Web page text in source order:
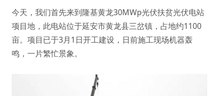
今天，我们首先来到隆基黄龙30MWp光伏扶贫光伏电站
项目地，此电站位于延安市黄龙县三岔镇，占地约1100
亩。项目已于3月1日开工建设，日前施工现场机器轰
鸣，一片繁忙景象。